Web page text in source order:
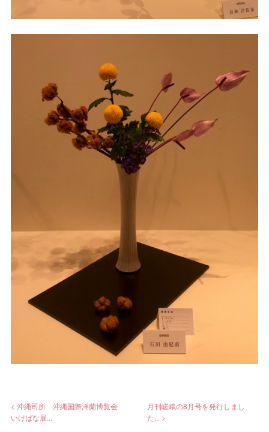
< 沖縄司所 沖縄国際洋蘭博覧会
いけばな展...
月刊嵯峨の8月号を発行しまし
た... >